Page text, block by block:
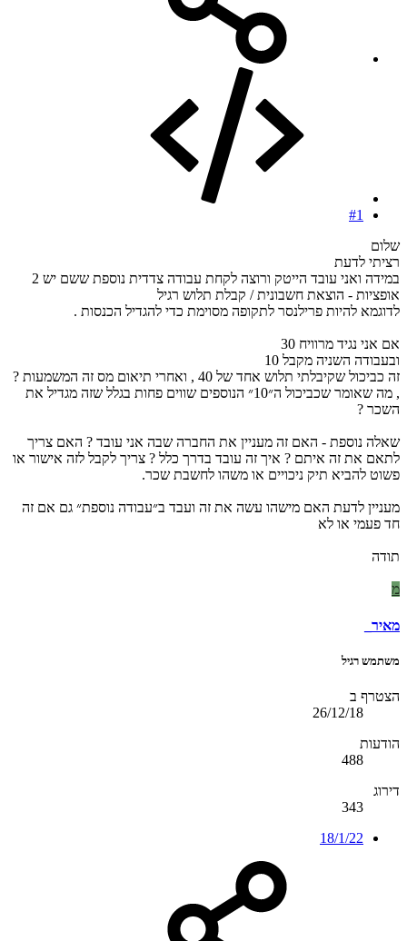
#1
שלום
רציתי לדעת
במידה ואני עובד הייטק ורוצה לקחת עבודה צדדית נוספת ששם יש 2
אופציות - הוצאת חשבונית / קבלת תלוש רגיל
לדוגמא להיות פרילנסר לתקופה מסוימת כדי להגדיל הכנסות .
אם אני נגיד מרוויח 30
ובעבודה השניה מקבל 10
זה כביכול שקיבלתי תלוש אחד של 40 , ואחרי תיאום מס זה המשמעות ?
, מה שאומר שכביכול ה״10״ הנוספים שווים פחות בגלל שזה מגדיל את
השכר ?
שאלה נוספת - האם זה מעניין את החברה שבה אני עובד ? האם צריך
לתאם את זה איתם ? איך זה עובד בדרך כלל ? צריך לקבל לזה אישור או
פשוט להביא תיק ניכויים או משהו לחשבת שכר.
מעניין לדעת האם מישהו עשה את זה ועבד ב״עבודה נוספת״ גם אם זה
חד פעמי או לא
תודה
מ
מאיר_
משתמש רגיל
הצטרף ב
26/12/18
הודעות
488
דירוג
343
18/1/22